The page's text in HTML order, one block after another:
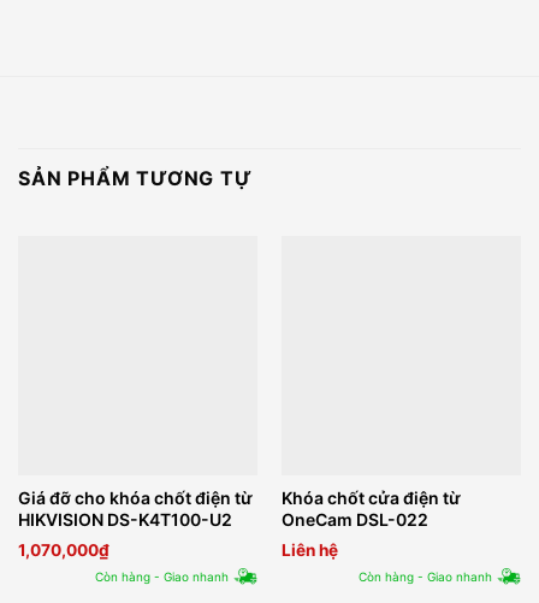
SẢN PHẨM TƯƠNG TỰ
Giá đỡ cho khóa chốt điện từ
HIKVISION DS-K4T100-U2
1,070,000₫
Còn hàng - Giao nhanh
Khóa chốt cửa điện từ
OneCam DSL-022
Liên hệ
Còn hàng - Giao nhanh